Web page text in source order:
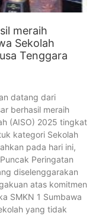
meraih
Sekolah
Tenggara
datang dari
berhasil meraih
(AISO) 2025 tingkat
kategori Sekolah
pada hari ini,
Peringatan
diselenggarakan
atas komitmen
SMKN 1 Sumbawa
yang tidak